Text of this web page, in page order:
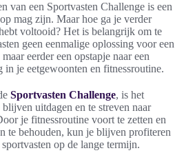
van een Sportvasten Challenge is een
mag zijn. Maar hoe ga je verder
voltooid? Het is belangrijk om te
geen eenmalige oplossing voor een
eerder een opstapje naar een
in je eetgewoonten en fitnessroutine.
Sportvasten Challenge, is het
uitdagen en te streven naar
je fitnessroutine voort te zetten en
te behouden, kun je blijven profiteren
op de lange termijn.